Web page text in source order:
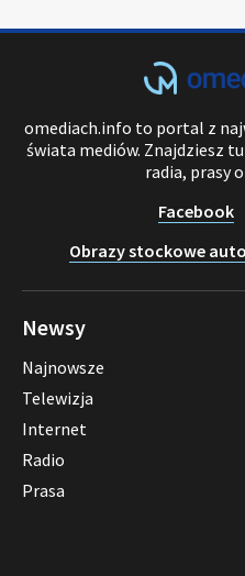
omediach.info to portal z
świata mediów. Znajdziesz
radia, prasy
Facebook
Obrazy stockowe
Newsy
Najnowsze
Telewizja
Internet
Radio
Prasa